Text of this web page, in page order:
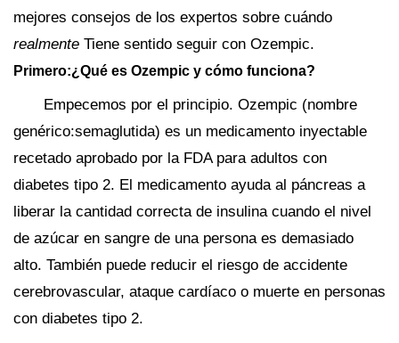
mejores consejos de los expertos sobre cuándo
realmente Tiene sentido seguir con Ozempic.
Primero:¿Qué es Ozempic y cómo funciona?
Empecemos por el principio. Ozempic (nombre
genérico:semaglutida) es un medicamento inyectable
recetado aprobado por la FDA para adultos con
diabetes tipo 2. El medicamento ayuda al páncreas a
liberar la cantidad correcta de insulina cuando el nivel
de azúcar en sangre de una persona es demasiado
alto. También puede reducir el riesgo de accidente
cerebrovascular, ataque cardíaco o muerte en personas
con diabetes tipo 2.